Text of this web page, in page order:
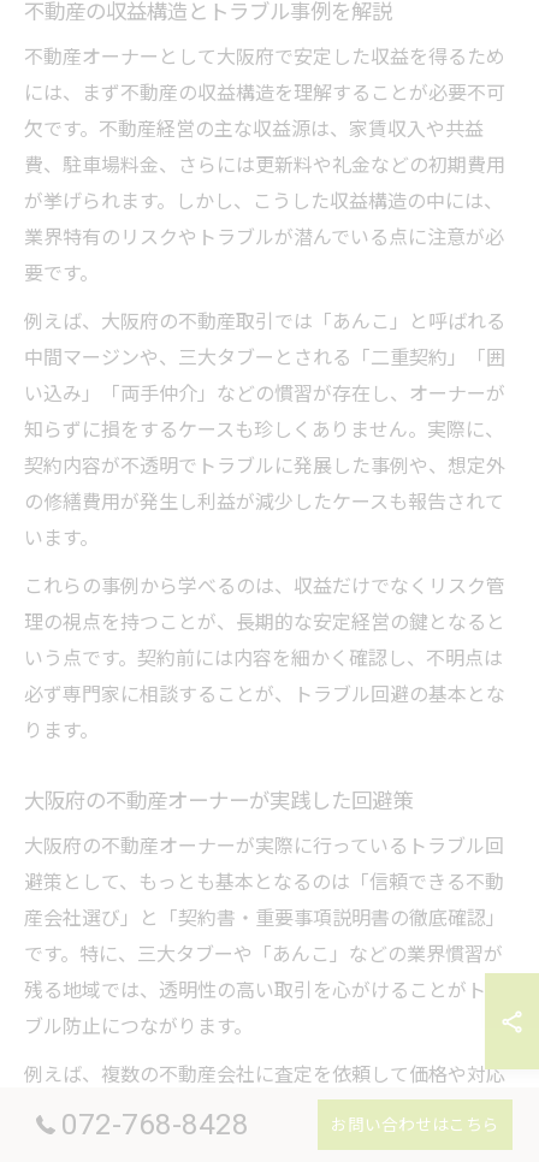
不動産の収益構造とトラブル事例を解説
不動産オーナーとして大阪府で安定した収益を得るため
には、まず不動産の収益構造を理解することが必要不可
欠です。不動産経営の主な収益源は、家賃収入や共益
費、駐車場料金、さらには更新料や礼金などの初期費用
が挙げられます。しかし、こうした収益構造の中には、
業界特有のリスクやトラブルが潜んでいる点に注意が必
要です。
例えば、大阪府の不動産取引では「あんこ」と呼ばれる
中間マージンや、三大タブーとされる「二重契約」「囲
い込み」「両手仲介」などの慣習が存在し、オーナーが
知らずに損をするケースも珍しくありません。実際に、
契約内容が不透明でトラブルに発展した事例や、想定外
の修繕費用が発生し利益が減少したケースも報告されて
います。
これらの事例から学べるのは、収益だけでなくリスク管
理の視点を持つことが、長期的な安定経営の鍵となると
いう点です。契約前には内容を細かく確認し、不明点は
必ず専門家に相談することが、トラブル回避の基本とな
ります。
大阪府の不動産オーナーが実践した回避策
大阪府の不動産オーナーが実際に行っているトラブル回
避策として、もっとも基本となるのは「信頼できる不動
産会社選び」と「契約書・重要事項説明書の徹底確認」
です。特に、三大タブーや「あんこ」などの業界慣習が
残る地域では、透明性の高い取引を心がけることがトラ
ブル防止につながります。
例えば、複数の不動産会社に査定を依頼して価格や対応
を比較したり、行政処分歴や口コミを事前にチェックし
たりすることが有効です。また、契約内容については専
072-768-8428 お問い合わせはこちら